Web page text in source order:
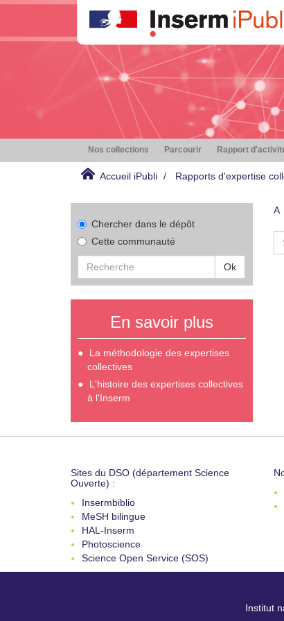
Nos collections Parcourir Rapport
Accueil iPubli Rapports d'expertise
Chercher dans le dépôt
Cette communauté
Ok
En savoir plus
La méthodologie des expertises
collectives
L'histoire des expertises collectives
à l'Inserm
A
Sites du DSO (département Science
Ouverte) :
Insermbiblio
MeSH bilingue
HAL-Inserm
Photoscience
Science Open Service (SOS)
Institut